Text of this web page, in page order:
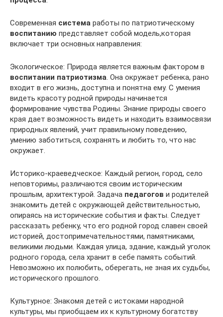
Современная система работы по патриотическому
воспитанию представляет собой модель,которая
включает три основных направления:
Экологическое: Природа является важным фактором в
воспитании патриотизма. Она окружает ребенка, рано
входит в его жизнь, доступна и понятна ему. С умения
видеть красоту родной природы начинается
формирование чувства Родины. Знание природы своего
края дает возможность видеть и находить взаимосвязи
природных явлений, учит правильному поведению,
умению заботиться, сохранять и любить то, что нас
окружает.
Историко-краеведческое: Каждый регион, город, село
неповторимы, различаются своим историческим
прошлым, архитектурой. Задача педагогов и родителей
знакомить детей с окружающей действительностью,
опираясь на исторические события и факты. Следует
рассказать ребенку, что его родной город славен своей
историей, достопримечательностями, памятниками,
великими людьми. Каждая улица, здание, каждый уголок
родного города, села хранит в себе память событий.
Невозможно их полюбить, оберегать, не зная их судьбы,
исторического прошлого.
Культурное: Знакомя детей с истоками народной
культуры, мы приобщаем их к культурному богатству